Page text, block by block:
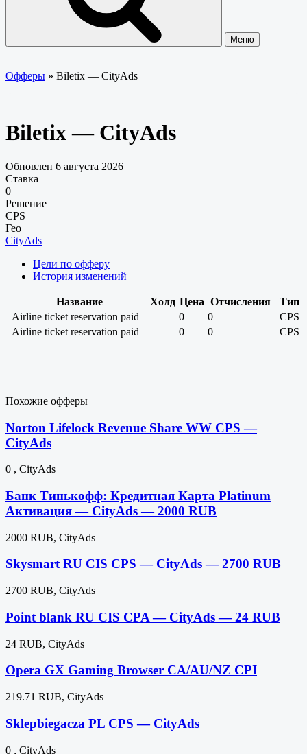
Меню
Офферы » Biletix — CityAds
Biletix — CityAds
Обновлен 6 августа 2026
Ставка
0
Решение
CPS
Гео
CityAds
Цели по офферу
История изменений
Название Холд Цена Отчисления
Тип
Airline ticket reservation paid
0 0
CPS
Airline ticket reservation paid
0 0 CPS
Похожие офферы
Norton Lifelock Revenue Share WW CPS —
CityAds
0 , CityAds
Банк Тинькофф: Кредитная Карта Platinum
Активация — CityAds — 2000 RUB
2000 RUB, CityAds
Skysmart RU CIS CPS — CityAds — 2700 RUB
2700 RUB, CityAds
Point blank RU CIS CPA — CityAds — 24 RUB
24 RUB, CityAds
Opera GX Gaming Browser CA/AU/NZ CPI
219.71 RUB, CityAds
Sklepbiegacza PL CPS — CityAds
0 , CityAds